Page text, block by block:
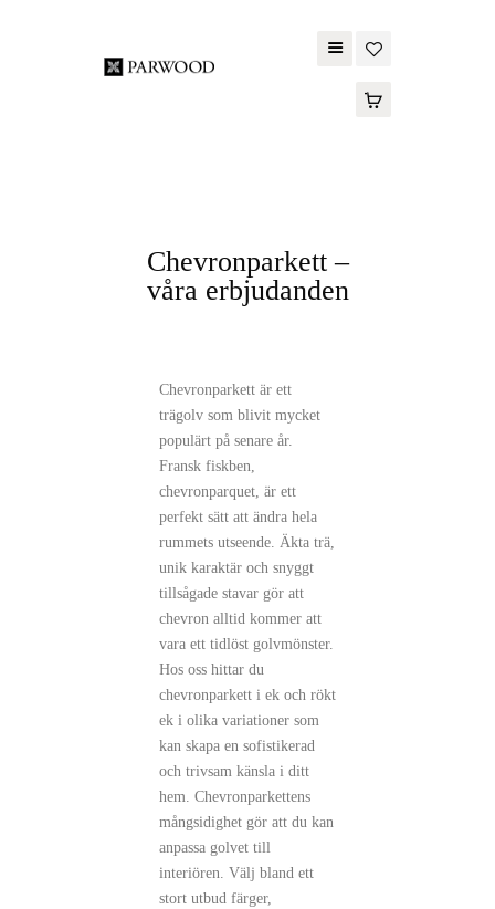
PARWOOD
SPC FLOORING
ACOUSTIC PANELS
PRODUCT
TOOLS AND
ACCESSORIES
Chevronparkett –
våra erbjudanden
Chevronparkett är ett
trägolv som blivit mycket
populärt på senare år.
Fransk fiskben,
chevronparquet, är ett
perfekt sätt att ändra hela
rummets utseende. Äkta trä,
unik karaktär och snyggt
tillsågade stavar gör att
chevron alltid kommer att
vara ett tidlöst golvmönster.
Hos oss hittar du
chevronparkett i ek och rökt
ek i olika variationer som
kan skapa en sofistikerad
och trivsam känsla i ditt
hem. Chevronparkettens
mångsidighet gör att du kan
anpassa golvet till
interiören. Välj bland ett
stort utbud färger,